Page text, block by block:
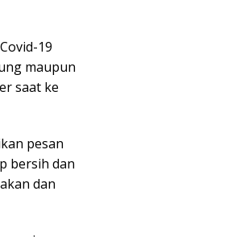
19
maupun
saat ke
pesan
bersih dan
dan